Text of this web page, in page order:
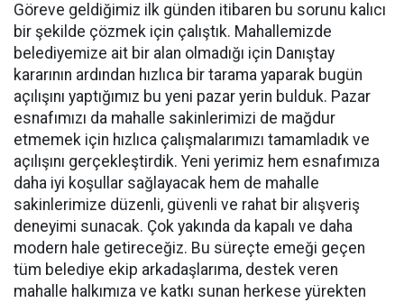
Göreve geldiğimiz ilk günden itibaren bu sorunu kalıcı
bir şekilde çözmek için çalıştık. Mahallemizde
belediyemize ait bir alan olmadığı için Danıştay
kararının ardından hızlıca bir tarama yaparak bugün
açılışını yaptığımız bu yeni pazar yerin bulduk. Pazar
esnafımızı da mahalle sakinlerimizi de mağdur
etmemek için hızlıca çalışmalarımızı tamamladık ve
açılışını gerçekleştirdik. Yeni yerimiz hem esnafımıza
daha iyi koşullar sağlayacak hem de mahalle
sakinlerimize düzenli, güvenli ve rahat bir alışveriş
deneyimi sunacak. Çok yakında da kapalı ve daha
modern hale getireceğiz. Bu süreçte emeği geçen
tüm belediye ekip arkadaşlarıma, destek veren
mahalle halkımıza ve katkı sunan herkese yürekten